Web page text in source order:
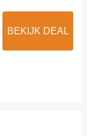
BEKIJK DEAL